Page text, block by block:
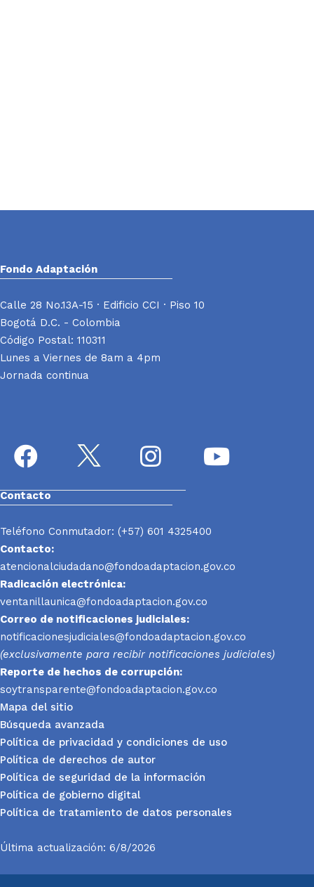
Fondo Adaptación
Calle 28 No.13A-15 · Edificio CCI · Piso 10
Bogotá D.C. - Colombia
Código Postal: 110311
Lunes a Viernes de 8am a 4pm
Jornada continua
Contacto
Teléfono Conmutador: (+57) 601 4325400
Contacto:
atencionalciudadano@fondoadaptacion.gov.co
Radicación electrónica:
ventanillaunica@fondoadaptacion.gov.co
Correo de notificaciones judiciales:
notificacionesjudiciales@fondoadaptacion.gov.co
(exclusivamente para recibir notificaciones judiciales)
Reporte de hechos de corrupción:
soytransparente@fondoadaptacion.gov.co
Mapa del sitio
Búsqueda avanzada
Política de privacidad y condiciones de uso
Política de derechos de autor
Política de seguridad de la información
Política de gobierno digital
Política de tratamiento de datos personales
Última actualización: 6/8/2026